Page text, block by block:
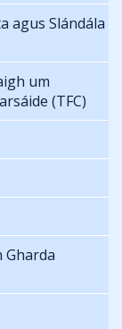
agus Slándála
um
(TFC)
Gharda